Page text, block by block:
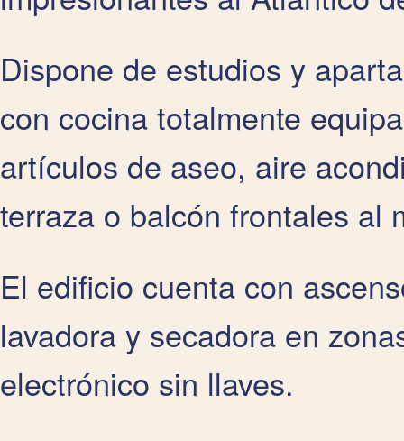
Dispone de estudios y
con cocina totalmente
artículos de aseo, aire
terraza o balcón frontales al
El edificio cuenta con
lavadora y secadora en
electrónico sin llaves.